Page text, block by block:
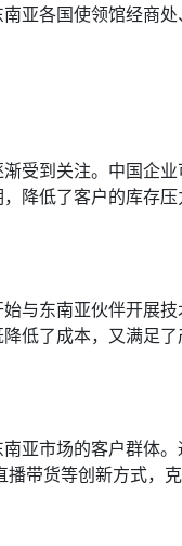
亚各国使领馆经商
受到关注。中国企
降低了客户的库存
与东南亚伙伴开展
低了成本，又满足
亚市场的客户群体
带货等创新方式，